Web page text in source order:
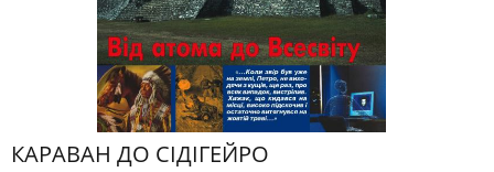
КАРАВАН ДО СІДІГЕЙРО